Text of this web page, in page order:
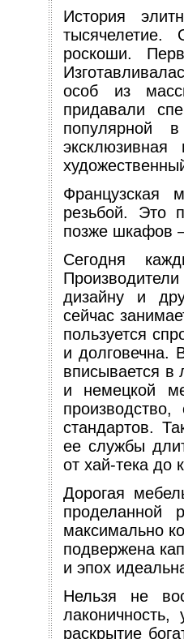
История
тысячелетие.
роскоши.
особ из
придавали
популярной
Французская
резьбой. Это
позже шкафов
Сегодня
дизайну и
сейчас
пользуется
и долговечна.
вписывается в
и немецкой
стандартов.
ее службы
от хай-тека до
Дорогая
проделанной
максимально
подвержена
и эпох
Нельзя не
лаконичность,
раскрытие